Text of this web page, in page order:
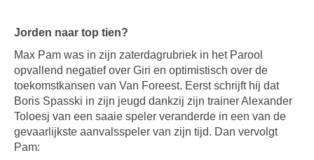
Jorden naar top tien?
Max Pam was in zijn zaterdagrubriek in het Parool
opvallend negatief over Giri en optimistisch over de
toekomstkansen van Van Foreest. Eerst schrijft hij dat
Boris Spasski in zijn jeugd dankzij zijn trainer Alexander
Toloesj van een saaie speler veranderde in een van de
gevaarlijkste aanvalsspeler van zijn tijd. Dan vervolgt
Pam: